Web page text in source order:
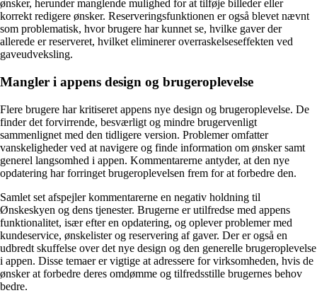
ønsker, herunder manglende mulighed for at tilføje billeder eller
korrekt redigere ønsker. Reserveringsfunktionen er også blevet nævnt
som problematisk, hvor brugere har kunnet se, hvilke gaver der
allerede er reserveret, hvilket eliminerer overraskelseseffekten ved
gaveudveksling.
Mangler i appens design og brugeroplevelse
Flere brugere har kritiseret appens nye design og brugeroplevelse. De
finder det forvirrende, besværligt og mindre brugervenligt
sammenlignet med den tidligere version. Problemer omfatter
vanskeligheder ved at navigere og finde information om ønsker samt
generel langsomhed i appen. Kommentarerne antyder, at den nye
opdatering har forringet brugeroplevelsen frem for at forbedre den.
Samlet set afspejler kommentarerne en negativ holdning til
Ønskeskyen og dens tjenester. Brugerne er utilfredse med appens
funktionalitet, især efter en opdatering, og oplever problemer med
kundeservice, ønskelister og reservering af gaver. Der er også en
udbredt skuffelse over det nye design og den generelle brugeroplevelse
i appen. Disse temaer er vigtige at adressere for virksomheden, hvis de
ønsker at forbedre deres omdømme og tilfredsstille brugernes behov
bedre.